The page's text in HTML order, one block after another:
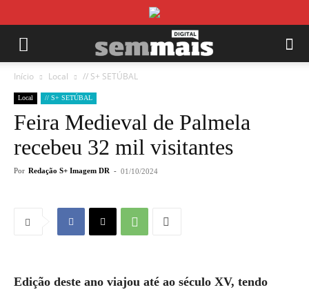
Início Local // S+ SETÚBAL
Local // S+ SETÚBAL
Feira Medieval de Palmela
recebeu 32 mil visitantes
Por Redação S+ Imagem DR - 01/10/2024
Edição deste ano viajou até ao século XV, tendo